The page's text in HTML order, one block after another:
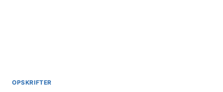
OPSKRIFTER